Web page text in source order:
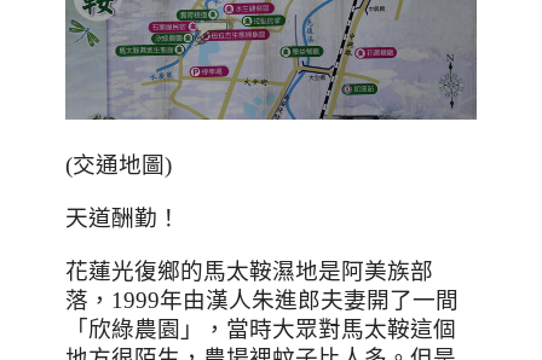
(交通地圖)
天道酬勤！
花蓮光復鄉的馬太鞍濕地是阿美族部
落， 1999年由漢人朱進郎夫妻開了一間
「欣綠農園」，當時大眾對馬太鞍這個